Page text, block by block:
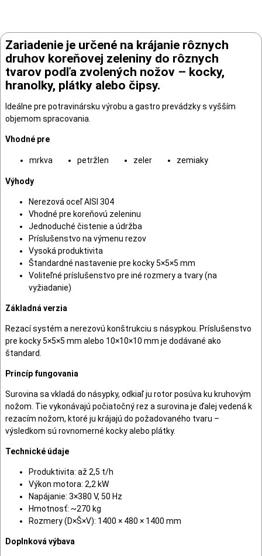
Zariadenie je určené na krájanie rôznych
druhov koreňovej zeleniny do rôznych
tvarov podľa zvolených nožov – kocky,
hranolky, plátky alebo čipsy.
Ideálne pre potravinársku výrobu a gastro prevádzky s vyšším
objemom spracovania.
Vhodné pre
mrkva petržlen zeler zemiaky
Výhody
Nerezová oceľ AISI 304
Vhodné pre koreňovú zeleninu
Jednoduché čistenie a údržba
Príslušenstvo na výmenu rezov
Vysoká produktivita
Štandardné nastavenie pre kocky 5×5×5 mm
Voliteľné príslušenstvo pre iné rozmery a tvary (na
vyžiadanie)
Základná verzia
Rezací systém a nerezovú konštrukciu s násypkou. Príslušenstvo
pre kocky 5×5×5 mm alebo 10×10×10 mm je dodávané ako
štandard.
Princíp fungovania
Surovina sa vkladá do násypky, odkiaľ ju rotor posúva ku kruhovým
nožom. Tie vykonávajú počiatočný rez a surovina je ďalej vedená k
rezacím nožom, ktoré ju krájajú do požadovaného tvaru –
výsledkom sú rovnomerné kocky alebo plátky.
Technické údaje
Produktivita: až 2,5 t/h
Výkon motora: 2,2 kW
Napájanie: 3×380 V, 50 Hz
Hmotnosť: ~270 kg
Rozmery (D×Š×V): 1400 × 480 × 1400 mm
Doplnková výbava